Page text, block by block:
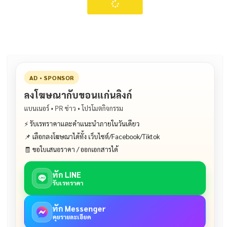
AD • SPONSOR
ลงโฆษณากับขอนแก่นลิงก์
แบนเนอร์ • PR ข่าว • โปรโมตกิจกรรม
⚡ รับเรทราคาและคำแนะนำภายในวันเดียว
📌 เลือกลงโฆษณาได้ทั้ง เว็บไซต์/Facebook/Tiktok
🧾 ขอใบเสนอราคา / ออกเอกสารได้
ทัก LINE
รับเรทราคา
ทัก Messenger
คุยรายละเอียด